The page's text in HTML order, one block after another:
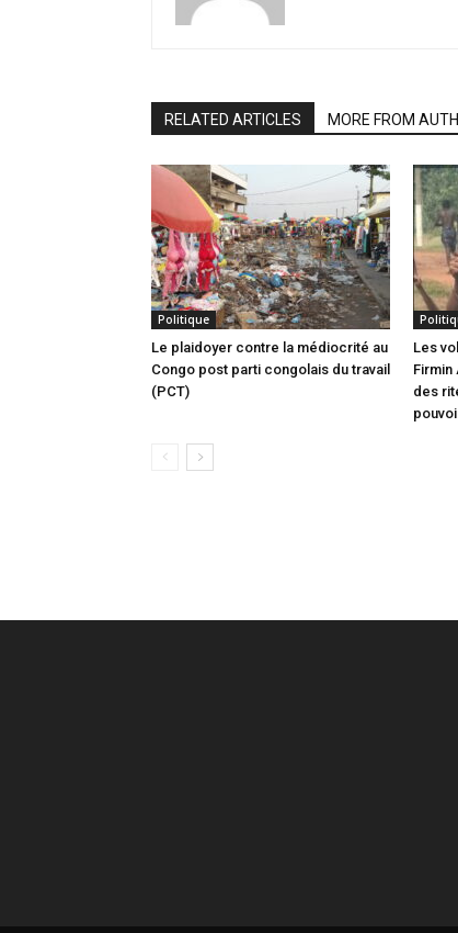
RELATED ARTICLES MORE FROM
Politique
Le plaidoyer contre la médiocrité au
Congo post parti congolais du travail
(PCT)
Les
Firmin
des